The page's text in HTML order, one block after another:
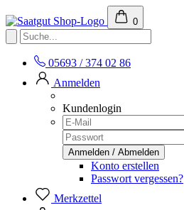
0
05693 / 374 02 86
Anmelden
Kundenlogin
Konto erstellen
Passwort vergessen?
Merkzettel